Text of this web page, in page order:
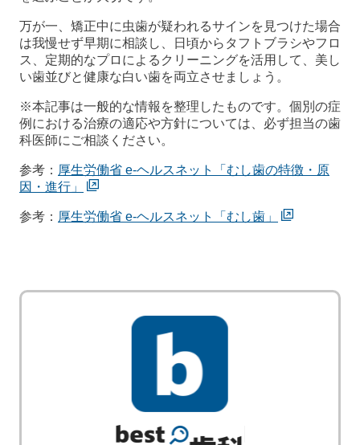
万が一、矯正中に虫歯が疑われるサインを見つけた場合
は我慢せず早期に相談し、日頃からタフトブラシやフロ
ス、定期的なプロによるクリーニングを活用して、美し
い歯並びと健康な白い歯を両立させましょう。
※本記事は一般的な情報を整理したものです。個別の症
例における治療の適応や方針については、必ず担当の歯
科医師にご相談ください。
参考： 厚生労働省 e-ヘルスネット「むし歯の特徴・原
因・進行」
参考： 厚生労働省 e-ヘルスネット「むし歯」